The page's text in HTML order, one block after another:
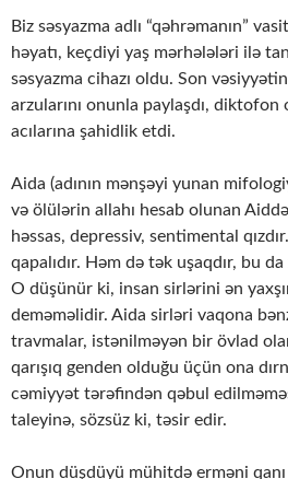
Biz səsyazma adlı “qəhrəmanın”
həyatı, keçdiyi yaş mərhələləri ilə
səsyazma cihazı oldu. Son
arzularını onunla paylaşdı, diktofon
acılarına şahidlik etdi.
Aida (adının mənşəyi yunan
və ölülərin allahı hesab olunan
həssas, depressiv, sentimental
qapalıdır. Həm də tək uşaqdır, bu
O düşünür ki, insan sirlərini ən
deməməlidir. Aida sirləri vaqona
travmalar, istənilməyən bir övlad
qarışıq genden olduğu üçün ona
cəmiyyət tərəfindən qəbul
taleyinə, sözsüz ki, təsir edir.
Onun düşdüyü mühitdə erməni qanı